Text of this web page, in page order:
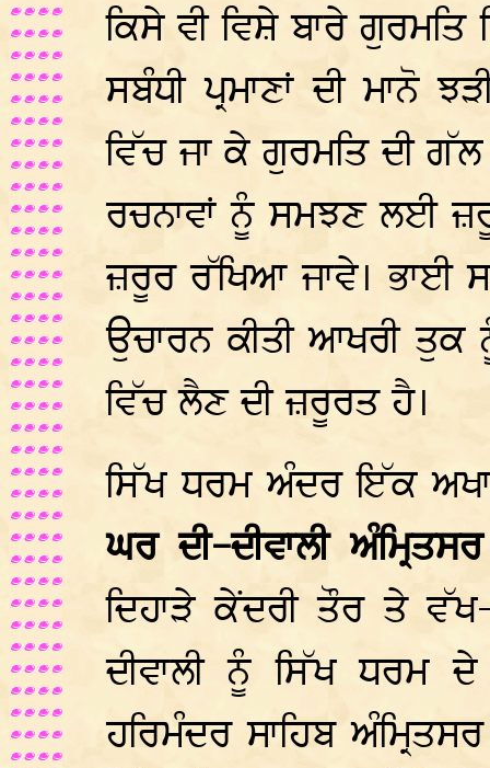
ਕਿਸੇ ਵੀ ਵਿਸ਼ੇ ਬਾਰੇ
ਸਬੰਧੀ ਪ੍ਰਮਾਣਾਂ ਦੀ ਮਾਨੋ
ਵਿੱਚ ਜਾ ਕੇ ਗੁਰਮਤਿ ਦੀ
ਰਚਨਾਵਾਂ ਨੂੰ ਸਮਝਣ ਲਈ
ਜ਼ਰੂਰ ਰੱਖਿਆ ਜਾਵੇ। ਭਾਈ
ਉਚਾਰਨ ਕੀਤੀ ਆਖਰੀ
ਵਿੱਚ ਲੈਣ ਦੀ ਜ਼ਰੂਰਤ ਹੈ।
ਸਿੱਖ ਧਰਮ ਅੰਦਰ ਇੱਕ
ਘਰ ਦੀ-ਦੀਵਾਲੀ
ਦਿਹਾੜੇ ਕੇਂਦਰੀ ਤੌਰ ਤੇ
ਦੀਵਾਲੀ ਨੂੰ ਸਿੱਖ ਧਰਮ
ਹਰਿਮੰਦਰ ਸਾਹਿਬ